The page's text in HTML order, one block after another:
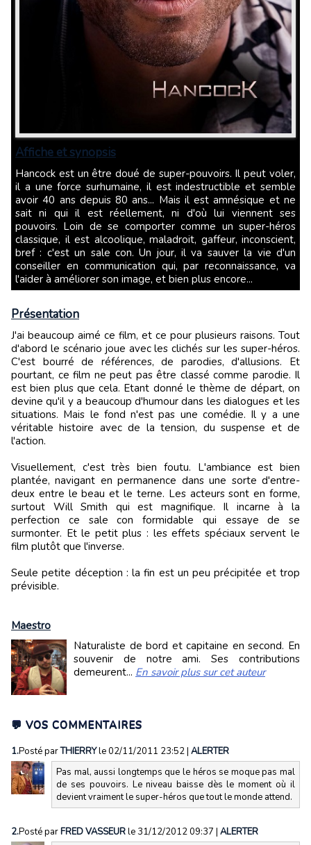
Affiche et synopsis
Hancock est un être doué de super-pouvoirs. Il peut voler,
il a une force surhumaine, il est indestructible et semble
avoir 40 ans depuis 80 ans... Mais il est amnésique et ne
sait ni qui il est réellement, ni d'où lui viennent ses
pouvoirs. Loin de se comporter comme un super-héros
classique, il est alcoolique, maladroit, gaffeur, inconscient,
bref : c'est un sale con. Un jour, il va sauver la vie d'un
conseiller en communication qui, par reconnaissance, va
l'aider à améliorer son image, et bien plus encore...
Présentation
J'ai beaucoup aimé ce film, et ce pour plusieurs raisons. Tout
d'abord le scénario joue avec les clichés sur les super-héros.
C'est bourré de références, de parodies, d'allusions. Et
pourtant, ce film ne peut pas être classé comme parodie. Il
est bien plus que cela. Etant donné le thème de départ, on
devine qu'il y a beaucoup d'humour dans les dialogues et les
situations. Mais le fond n'est pas une comédie. Il y a une
véritable histoire avec de la tension, du suspense et de
l'action.
Visuellement, c'est très bien foutu. L'ambiance est bien
plantée, navigant en permanence dans une sorte d'entre-
deux entre le beau et le terne. Les acteurs sont en forme,
surtout Will Smith qui est magnifique. Il incarne à la
perfection ce sale con formidable qui essaye de se
surmonter. Et le petit plus : les effets spéciaux servent le
film plutôt que l'inverse.
Seule petite déception : la fin est un peu précipitée et trop
prévisible.
Maestro
Naturaliste de bord et capitaine en second. En
souvenir de notre ami. Ses contributions
demeurent... En savoir plus sur cet auteur
💬 VOS COMMENTAIRES
1.Posté parTHIERRYle 02/11/2011 23:52| ALERTER
Pas mal, aussi longtemps que le héros se moque pas mal
de ses pouvoirs. Le niveau baisse dès le moment où il
devient vraiment le super-héros que tout le monde attend.
2.Posté parFRED VASSEURle 31/12/2012 09:37 | ALERTER